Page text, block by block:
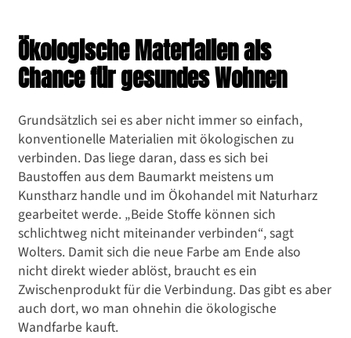
Ökologische Materialien als
Chance für gesundes Wohnen
Grundsätzlich sei es aber nicht immer so einfach,
konventionelle Materialien mit ökologischen zu
verbinden. Das liege daran, dass es sich bei
Baustoffen aus dem Baumarkt meistens um
Kunstharz handle und im Ökohandel mit Naturharz
gearbeitet werde. „Beide Stoffe können sich
schlichtweg nicht miteinander verbinden“, sagt
Wolters. Damit sich die neue Farbe am Ende also
nicht direkt wieder ablöst, braucht es ein
Zwischenprodukt für die Verbindung. Das gibt es aber
auch dort, wo man ohnehin die ökologische
Wandfarbe kauft.